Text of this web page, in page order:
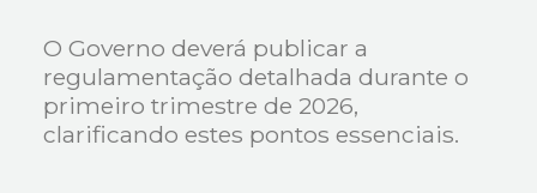
O Governo deverá publicar a
regulamentação detalhada durante o
primeiro trimestre de 2026,
clarificando estes pontos essenciais.